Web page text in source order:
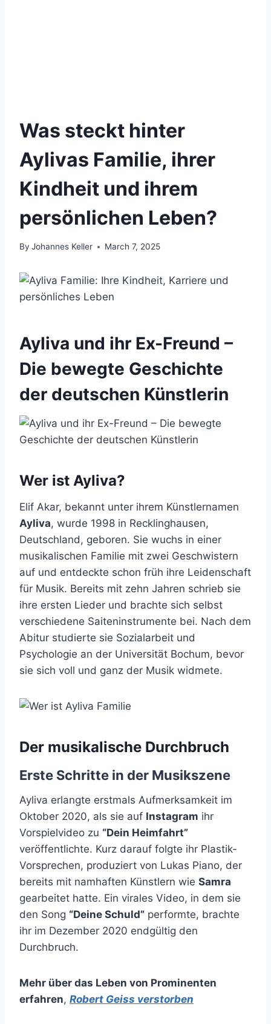
Was steckt hinter
Aylivas Familie, ihrer
Kindheit und ihrem
persönlichen Leben?
By Johannes Keller March 7, 2025
Ayliva und ihr Ex-Freund –
Die bewegte Geschichte
der deutschen Künstlerin
Wer ist Ayliva?
Elif Akar, bekannt unter ihrem Künstlernamen
Ayliva, wurde 1998 in Recklinghausen,
Deutschland, geboren. Sie wuchs in einer
musikalischen Familie mit zwei Geschwistern
auf und entdeckte schon früh ihre Leidenschaft
für Musik. Bereits mit zehn Jahren schrieb sie
ihre ersten Lieder und brachte sich selbst
verschiedene Saiteninstrumente bei. Nach dem
Abitur studierte sie Sozialarbeit und
Psychologie an der Universität Bochum, bevor
sie sich voll und ganz der Musik widmete.
Der musikalische Durchbruch
Erste Schritte in der Musikszene
Ayliva erlangte erstmals Aufmerksamkeit im
Oktober 2020, als sie auf Instagram ihr
Vorspielvideo zu “Dein Heimfahrt”
veröffentlichte. Kurz darauf folgte ihr Plastik-
Vorsprechen, produziert von Lukas Piano, der
bereits mit namhaften Künstlern wie Samra
gearbeitet hatte. Ein virales Video, in dem sie
den Song “Deine Schuld” performte, brachte
ihr im Dezember 2020 endgültig den
Durchbruch.
Mehr über das Leben von Prominenten
erfahren, Robert Geiss verstorben